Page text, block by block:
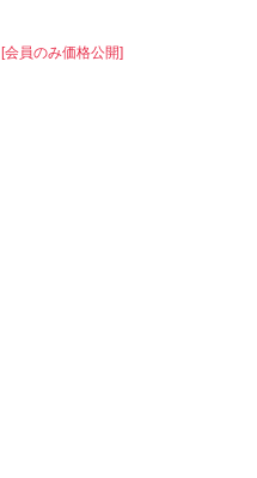
[会員のみ価格公開]